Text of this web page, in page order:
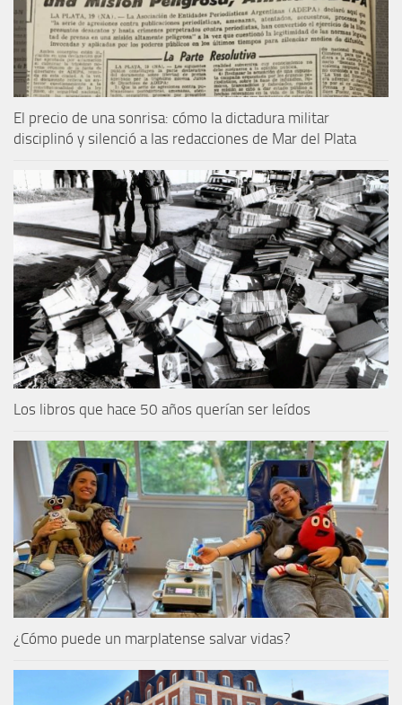
El precio de una sonrisa: cómo la dictadura militar
disciplinó y silenció a las redacciones de Mar del Plata
Los libros que hace 50 años querían ser leídos
¿Cómo puede un marplatense salvar vidas?